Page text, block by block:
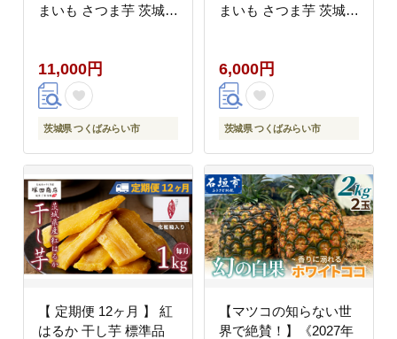
まいも さつま芋 茨城
マツコの知らない世界
[EA04-NT]
11,000円
茨城県 つくばみらい市
まいも さつま芋 茨城
マツコの知らない世界
[EA09-NT]
6,000円
茨城県 つくばみらい市
【 定期便 12ヶ月 】 紅
はるか 干し芋 標準品
【マツコの知らない世
界で絶賛！】《2027年